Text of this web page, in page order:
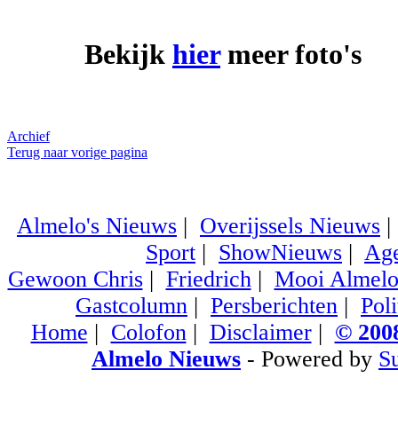
Bekijk hiermeer foto's
Archief
Terug naar vorige pagina
Almelo's Nieuws | Overijssels Nieuws
Sport | ShowNieuws |
Gewoon Chris| Friedrich| Mooi Almelo
Gastcolumn | Persberichten |
Home | Colofon| Disclaimer| ©
Almelo Nieuws - Powered by